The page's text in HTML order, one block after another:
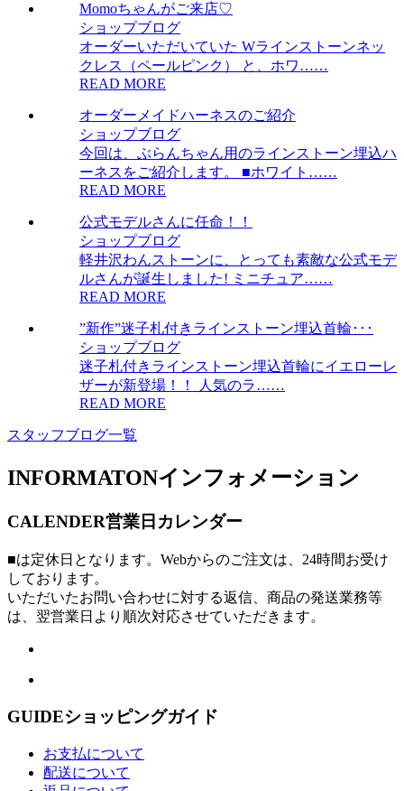
Momoちゃんがご来店♡
ショップブログ
オーダーいただいていた Wラインストーンネッ
クレス（ペールピンク） と、ホワ……
READ MORE
オーダーメイドハーネスのご紹介
ショップブログ
今回は、ぶらんちゃん用のラインストーン埋込ハ
ーネスをご紹介します。 ■ホワイト……
READ MORE
公式モデルさんに任命！！
ショップブログ
軽井沢わんストーンに、とっても素敵な公式モデ
ルさんが誕生しました! ミニチュア……
READ MORE
”新作”迷子札付きラインストーン埋込首輪･･･
ショップブログ
迷子札付きラインストーン埋込首輪にイエローレ
ザーが新登場！！ 人気のラ……
READ MORE
スタッフブログ一覧
INFORMATONインフォメーション
CALENDER営業日カレンダー
■は定休日となります。Webからのご注文は、24時間お受け
しております。
いただいたお問い合わせに対する返信、商品の発送業務等
は、翌営業日より順次対応させていただきます。
GUIDEショッピングガイド
お支払について
配送について